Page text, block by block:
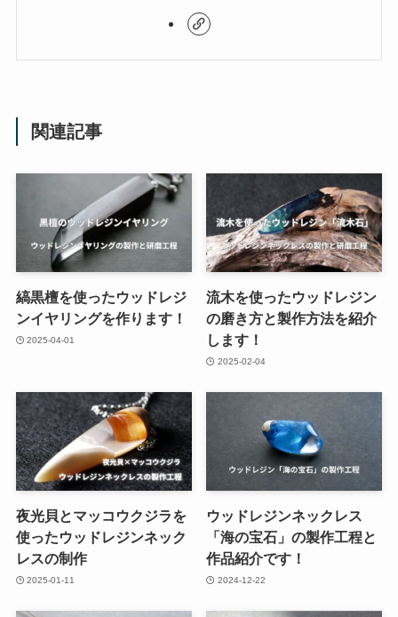
関連記事
縞黒檀を使ったウッドレジ
ンイヤリングを作ります！
2025-04-01
流木を使ったウッドレジン
の磨き方と製作方法を紹介
します！
2025-02-04
夜光貝とマッコウクジラを
使ったウッドレジンネック
レスの制作
2025-01-11
ウッドレジンネックレス
「海の宝石」の製作工程と
作品紹介です！
2024-12-22